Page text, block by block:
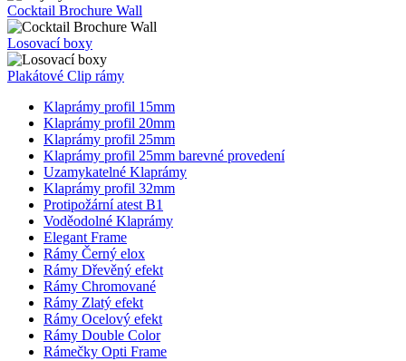
Cocktail Brochure Wall
Losovací boxy
Plakátové Clip rámy
Klaprámy profil 15mm
Klaprámy profil 20mm
Klaprámy profil 25mm
Klaprámy profil 25mm barevné provedení
Uzamykatelné Klaprámy
Klaprámy profil 32mm
Protipožární atest B1
Voděodolné Klaprámy
Elegant Frame
Rámy Černý elox
Rámy Dřevěný efekt
Rámy Chromované
Rámy Zlatý efekt
Rámy Ocelový efekt
Rámy Double Color
Rámečky Opti Frame